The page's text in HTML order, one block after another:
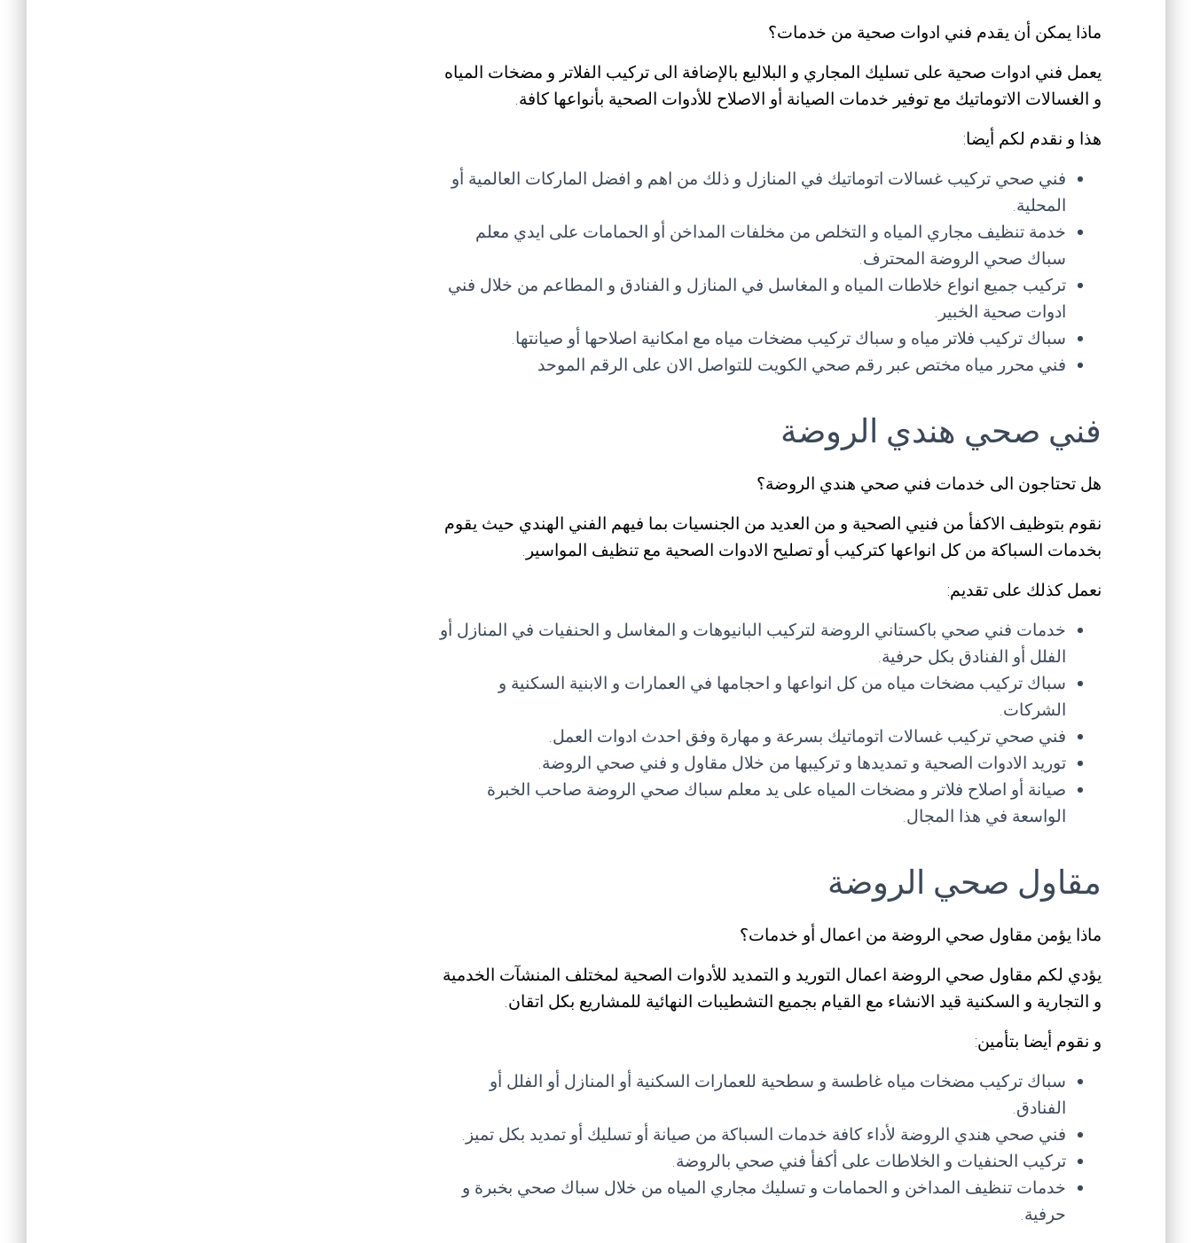
ماذا يمكن أن يقدم فني ادوات صحية من خدمات؟
يعمل فني ادوات صحية على تسليك المجاري و البلاليع بالإضافة الى تركيب الفلاتر و مضخات المياه
و الغسالات الاتوماتيك مع توفير خدمات الصيانة أو الاصلاح للأدوات الصحية بأنواعها كافة.
هذا و نقدم لكم أيضا:
فني صحي تركيب غسالات اتوماتيك في المنازل و ذلك من اهم و افضل الماركات العالمية أو
المحلية.
خدمة تنظيف مجاري المياه و التخلص من مخلفات المداخن أو الحمامات على ايدي معلم
سباك صحي الروضة المحترف.
تركيب جميع انواع خلاطات المياه و المغاسل في المنازل و الفنادق و المطاعم من خلال فني
ادوات صحية الخبير.
سباك تركيب فلاتر مياه و سباك تركيب مضخات مياه مع امكانية اصلاحها أو صيانتها.
فني محرر مياه مختص عبر رقم صحي الكويت للتواصل الان على الرقم الموحد
فني صحي هندي الروضة
هل تحتاجون الى خدمات فني صحي هندي الروضة؟
نقوم بتوظيف الاكفأ من فنيي الصحية و من العديد من الجنسيات بما فيهم الفني الهندي حيث يقوم
بخدمات السباكة من كل انواعها كتركيب أو تصليح الادوات الصحية مع تنظيف المواسير.
نعمل كذلك على تقديم:
خدمات فني صحي باكستاني الروضة لتركيب البانيوهات و المغاسل و الحنفيات في المنازل أو
الفلل أو الفنادق بكل حرفية.
سباك تركيب مضخات مياه من كل انواعها و احجامها في العمارات و الابنية السكنية و
الشركات.
فني صحي تركيب غسالات اتوماتيك بسرعة و مهارة وفق احدث ادوات العمل.
توريد الادوات الصحية و تمديدها و تركيبها من خلال مقاول و فني صحي الروضة.
صيانة أو اصلاح فلاتر و مضخات المياه على يد معلم سباك صحي الروضة صاحب الخبرة
الواسعة في هذا المجال.
مقاول صحي الروضة
ماذا يؤمن مقاول صحي الروضة من اعمال أو خدمات؟
يؤدي لكم مقاول صحي الروضة اعمال التوريد و التمديد للأدوات الصحية لمختلف المنشآت الخدمية
و التجارية و السكنية قيد الانشاء مع القيام بجميع التشطيبات النهائية للمشاريع بكل اتقان.
و نقوم أيضا بتأمين:
سباك تركيب مضخات مياه غاطسة و سطحية للعمارات السكنية أو المنازل أو الفلل أو
الفنادق.
فني صحي هندي الروضة لأداء كافة خدمات السباكة من صيانة أو تسليك أو تمديد بكل تميز.
تركيب الحنفيات و الخلاطات على أكفأ فني صحي بالروضة.
خدمات تنظيف المداخن و الحمامات و تسليك مجاري المياه من خلال سباك صحي بخبرة و
حرفية.